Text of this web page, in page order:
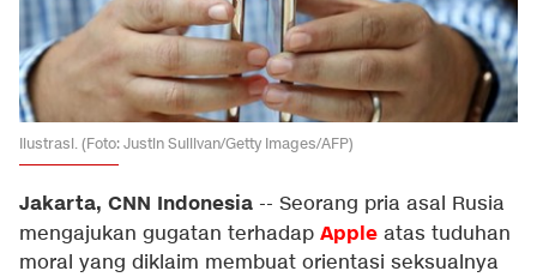
Ilustrasi. (Foto: Justin Sullivan/Getty Images/AFP)
Jakarta, CNN Indonesia -- Seorang pria asal Rusia
mengajukan gugatan terhadap Apple atas tuduhan
moral yang diklaim membuat orientasi seksualnya